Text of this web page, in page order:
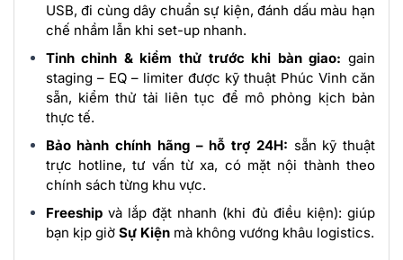
USB, đi cùng dây chuẩn sự kiện, đánh dấu màu hạn
chế nhầm lẫn khi set-up nhanh.
Tinh chỉnh & kiểm thử trước khi bàn giao: gain
staging – EQ – limiter được kỹ thuật Phúc Vinh căn
sẵn, kiểm thử tải liên tục để mô phỏng kịch bản
thực tế.
Bảo hành chính hãng – hỗ trợ 24H: sẵn kỹ thuật
trực hotline, tư vấn từ xa, có mặt nội thành theo
chính sách từng khu vực.
Freeshipvà lắp đặt nhanh (khi đủ điều kiện): giúp
bạn kịp giờ Sự Kiệnmà không vướng khâu logistics.